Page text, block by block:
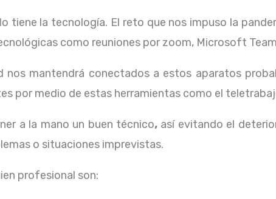
tiene la tecnología. El reto que nos impuso la
como reuniones por zoom, Microsoft
nos mantendrá conectados a estos aparatos
por medio de estas herramientas como el
a la mano un buen técnico, así evitando el
o situaciones imprevistas.
profesional son: